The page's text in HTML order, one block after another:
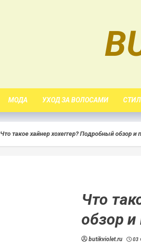
МОДА УХОД ЗА ВОЛОСАМИ
Что такое хайнер хохеггер? Подробный обзор и
Что
обзор и
butikviolet.ru 03